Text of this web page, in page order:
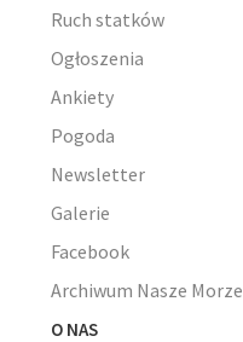
Ruch statków
Ogłoszenia
Ankiety
Pogoda
Newsletter
Galerie
Facebook
Archiwum Nasze Morze
O NAS